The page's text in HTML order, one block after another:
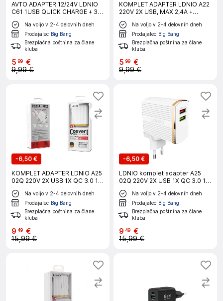
AVTO ADAPTER 12/24V LDNIO
C61 1USB QUICK CHARGE + 3
USB 35W
Na voljo v 2-4 delovnih dneh
Prodajalec Big Bang
Brezplačna poštnina za člane
kluba
5 99 €
9,99 €
KOMPLET ADAPTER LDNIO A22
220V 2X USB, MAX 2,4A +
LIGHTNING KABEL
Na voljo v 2-4 delovnih dneh
Prodajalec Big Bang
Brezplačna poštnina za člane
kluba
5 99 €
9,99 €
-6,50 €
KOMPLET ADAPTER LDNIO A25
02Q 220V 2X USB 1X QC 3.0 1X
2,4A + USB C KABEL
Na voljo v 2-4 delovnih dneh
Prodajalec Big Bang
Brezplačna poštnina za člane
kluba
9 49 €
15,99 €
-6,50 €
LDNIO komplet adapter A25
02Q 220V 2X USB 1X QC 3.0 1X
2,4A + lightning kabel
Na voljo v 2-4 delovnih dneh
Prodajalec Big Bang
Brezplačna poštnina za člane
kluba
9 49 €
15,99 €